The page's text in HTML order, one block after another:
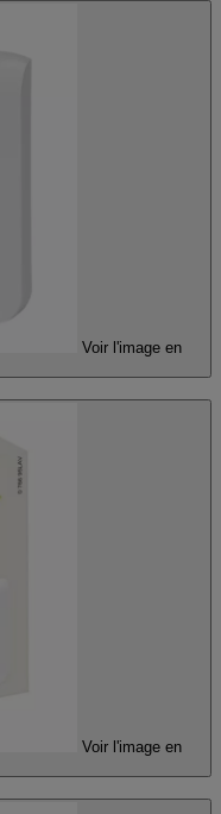
Voir l'image en
Voir l'image en